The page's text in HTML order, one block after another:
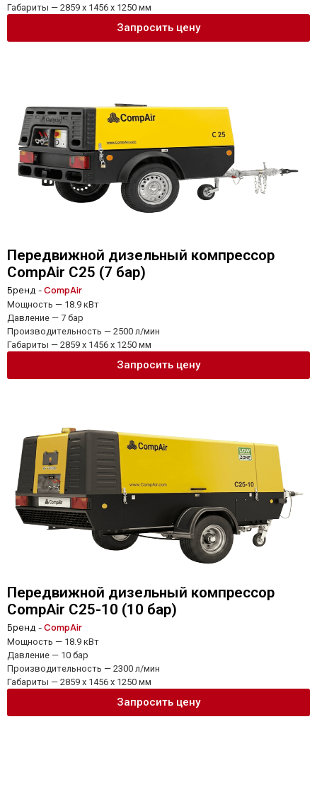
Габариты — 2859 x 1456 x 1250 мм
Запросить цену
Передвижной дизельный компрессор
CompAir C25 (7 бар)
Бренд -CompAir
Мощность — 18.9 кВт
Давление — 7 бар
Производительность — 2500 л/мин
Габариты — 2859 x 1456 x 1250 мм
Запросить цену
Передвижной дизельный компрессор
CompAir C25-10 (10 бар)
Бренд -CompAir
Мощность — 18.9 кВт
Давление — 10 бар
Производительность — 2300 л/мин
Габариты — 2859 x 1456 x 1250 мм
Запросить цену